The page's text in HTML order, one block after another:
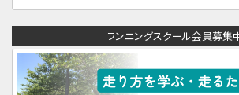
ランニングスクール会員募集